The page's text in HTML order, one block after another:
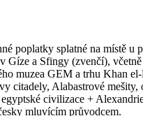
poplatky splatné na místě u
Gíze a Sfingy (zvenčí), včetně
muzea GEM a trhu Khan
citadely, Alabastrové mešity,
civilizace +
mluvícím průvodcem.